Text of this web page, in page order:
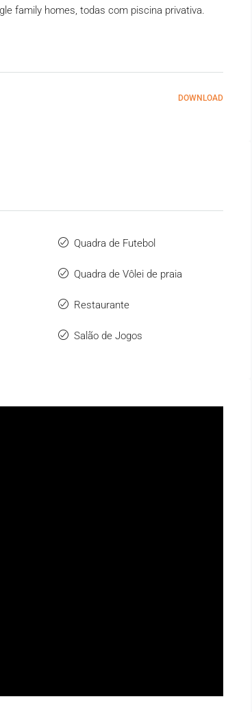
family homes, todas com piscina privativa.
DOWNLOAD
Quadra de Futebol
Quadra de Vôlei de praia
Restaurante
Salão de Jogos